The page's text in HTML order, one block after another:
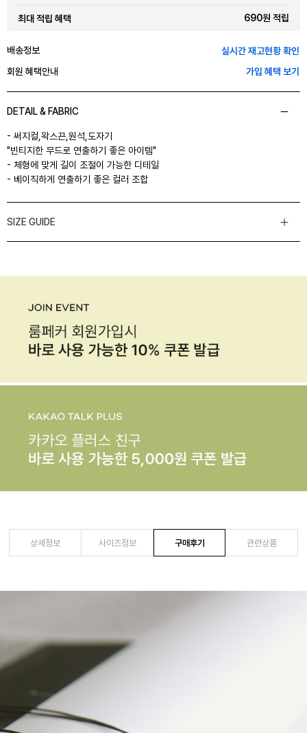
최대 적립 혜택 690원 적립
배송정보
실시간 재고현황 확인
회원 혜택안내
가입 혜택 보기
DETAIL & FABRIC
- 써지컬,왁스끈,원석,도자기
"빈티지한 무드로 연출하기 좋은 아이템"
- 체형에 맞게 길이 조절이 가능한 디테일
- 베이직하게 연출하기 좋은 컬러 조합
SIZE GUIDE
상세정보 사이즈정보 구매후기 관련상품